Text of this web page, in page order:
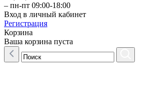
– пн-пт 09:00-18:00
Вход в личный кабинет
Регистрация
Корзина
Ваша корзина пуста